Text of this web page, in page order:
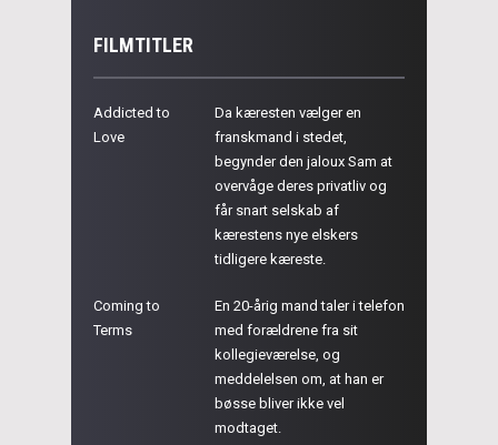
FILMTITLER
Addicted to
Love
Da kæresten vælger en
franskmand i stedet,
begynder den jaloux Sam at
overvåge deres privatliv og
får snart selskab af
kærestens nye elskers
tidligere kæreste.
Coming to
Terms
En 20-årig mand taler i telefon
med forældrene fra sit
kollegieværelse, og
meddelelsen om, at han er
bøsse bliver ikke vel
modtaget.